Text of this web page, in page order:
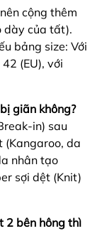
cộng thêm
dày của tất).
bảng size: Với
(EU), với
giãn không?
in) sau
(Kangaroo, da
nhân tạo
sợi dệt (Knit)
2 bên hông thì